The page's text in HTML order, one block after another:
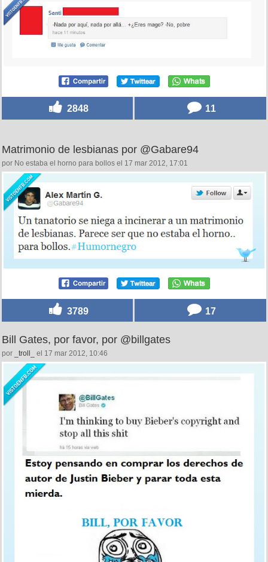
2848 11
Matrimonio de lesbianas por @Gabare94
por No estaba el horno para bollos el 17 mar 2012, 17:01
3789 17
Bill Gates, por favor, por @billgates
por _troll_ el 17 mar 2012, 10:46